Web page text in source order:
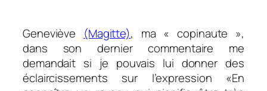
Geneviève (Magitte), ma « copinaute »,
dans son dernier commentaire me
demandait si je pouvais lui donner des
éclaircissements sur l’expression «En